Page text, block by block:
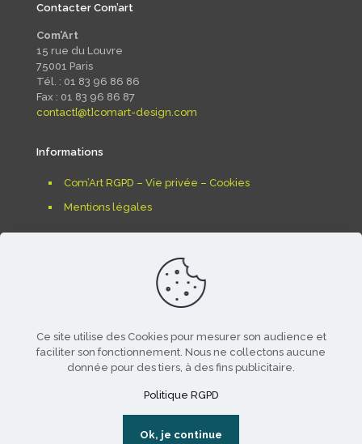
Contacter Com’art
Com’Art
15 rue du Louvre
75001 Paris
Tél. : 01 83 96 86 86
Fax : 01 83 96 86 87
contact[@t]comart-design.com
Informations
Com’Art RGPD – Vie privée – Cookies
Mentions légales
© 2025-26 Com'Art. tous droits reservés - création &
même partielle interdite
Ce site utilise des Cookies pour mesurer son audience et
faciliter son fonctionnement. Nous ne collectons aucune
donnée pour des tiers, à des fins publicitaire.
Politique RGPD
Ok, je continue